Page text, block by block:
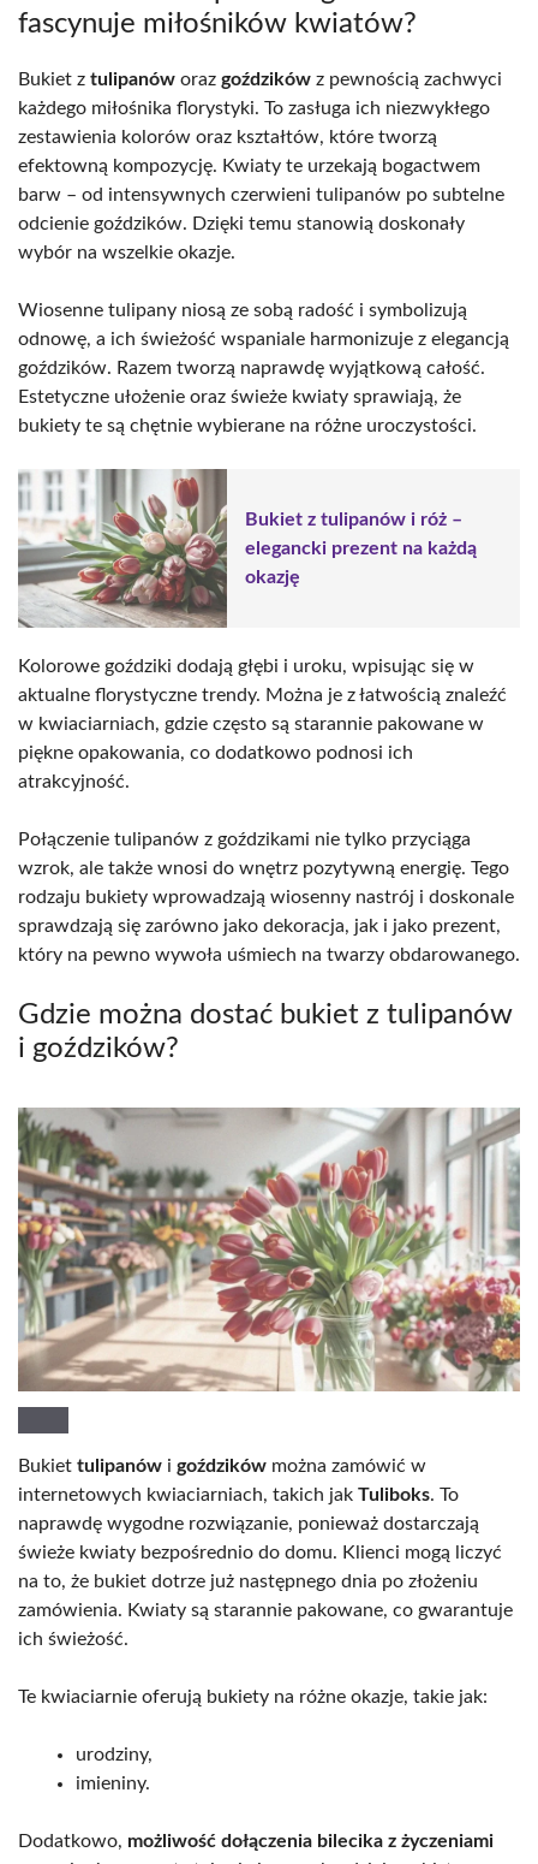
fascynuje miłośników kwiatów?
Bukiet z tulipanów oraz goździków z pewnością zachwyci
każdego miłośnika florystyki. To zasługa ich niezwykłego
zestawienia kolorów oraz kształtów, które tworzą
efektowną kompozycję. Kwiaty te urzekają bogactwem
barw – od intensywnych czerwieni tulipanów po subtelne
odcienie goździków. Dzięki temu stanowią doskonały
wybór na wszelkie okazje.
Wiosenne tulipany niosą ze sobą radość i symbolizują
odnowę, a ich świeżość wspaniale harmonizuje z elegancją
goździków. Razem tworzą naprawdę wyjątkową całość.
Estetyczne ułożenie oraz świeże kwiaty sprawiają, że
bukiety te są chętnie wybierane na różne uroczystości.
Bukiet z tulipanów i róż –
elegancki prezent na każdą
okazję
Kolorowe goździki dodają głębi i uroku, wpisując się w
aktualne florystyczne trendy. Można je z łatwością znaleźć
w kwiaciarniach, gdzie często są starannie pakowane w
piękne opakowania, co dodatkowo podnosi ich
atrakcyjność.
Połączenie tulipanów z goździkami nie tylko przyciąga
wzrok, ale także wnosi do wnętrz pozytywną energię. Tego
rodzaju bukiety wprowadzają wiosenny nastrój i doskonale
sprawdzają się zarówno jako dekoracja, jak i jako prezent,
który na pewno wywoła uśmiech na twarzy obdarowanego.
Gdzie można dostać bukiet z tulipanów
i goździków?
Bukiet tulipanów i goździków można zamówić w
internetowych kwiaciarniach, takich jak Tuliboks. To
naprawdę wygodne rozwiązanie, ponieważ dostarczają
świeże kwiaty bezpośrednio do domu. Klienci mogą liczyć
na to, że bukiet dotrze już następnego dnia po złożeniu
zamówienia. Kwiaty są starannie pakowane, co gwarantuje
ich świeżość.
Te kwiaciarnie oferują bukiety na różne okazje, takie jak:
urodziny,
imieniny.
Dodatkowo, możliwość dołączenia bilecika z życzeniami